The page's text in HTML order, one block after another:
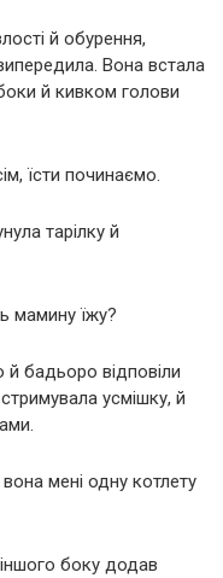
й обурення,
Вона встала
й кивком голови
їсти починаємо.
тарілку й
мамину їжу?
бадьоро відповіли
усмішку, й
мені одну котлету
боку додав